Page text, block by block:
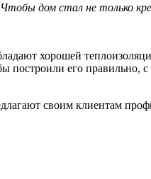
дом стал не только
хорошей
построили его правильно,
своим клиентам